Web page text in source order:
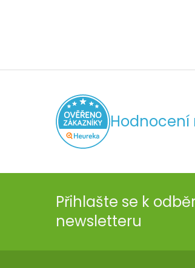
Hodnocení
Přihlašte se k
newsletteru